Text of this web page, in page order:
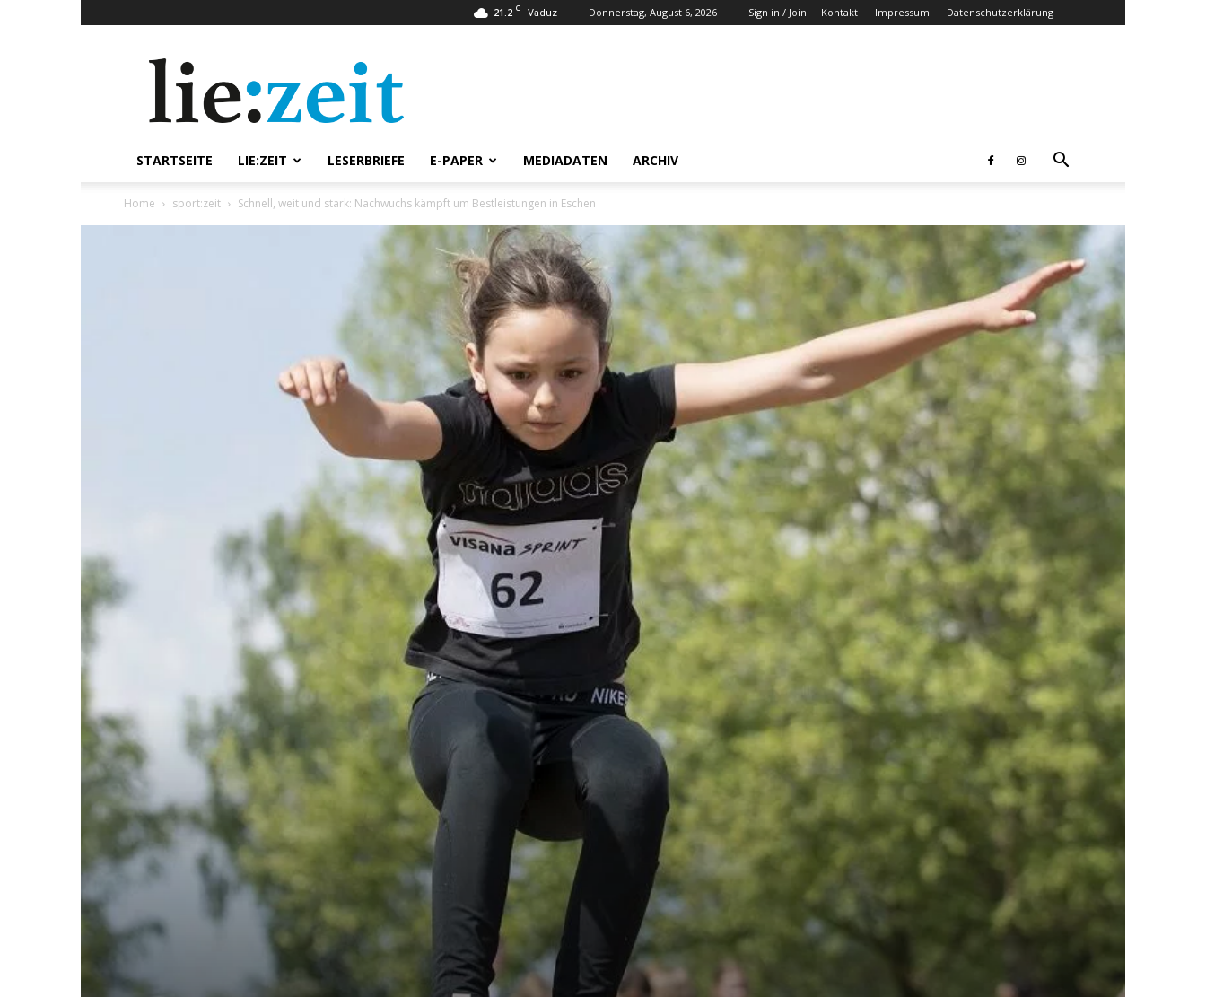
21.2 C Vaduz Donnerstag, August 6, 2026 Sign in / Join Kontakt Impressum Datenschutzerklärung
STARTSEITE LIE:ZEIT LESERBRIEFE E-PAPER MEDIADATEN ARCHIV
Home sport:zeit Schnell, weit und stark: Nachwuchs kämpft um Bestleistungen in Eschen